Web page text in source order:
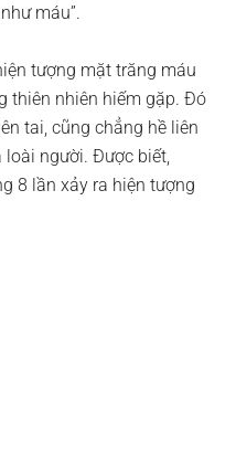
máu”.
tượng mặt trăng máu
thiên nhiên hiếm gặp. Đó
tai, cũng chẳng hề liên
người. Được biết,
8 lần xảy ra hiện tượng